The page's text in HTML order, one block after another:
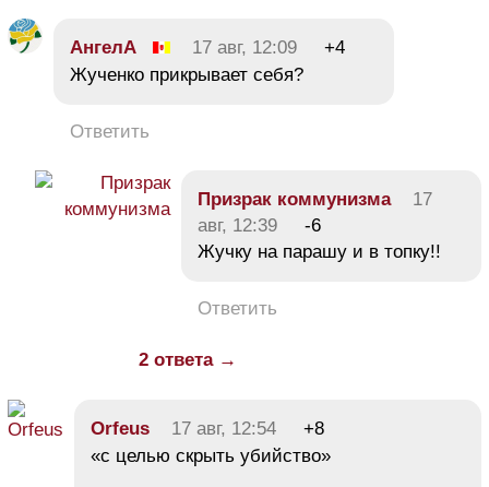
АнгелА 17 авг, 12:09
+4
Жученко прикрывает себя?
Ответить
Призрак коммунизма
17
авг, 12:39
-6
Жучку на парашу и в топку!!
Ответить
2 ответа →
Orfeus 17 авг, 12:54
+8
«с целью скрыть убийство»